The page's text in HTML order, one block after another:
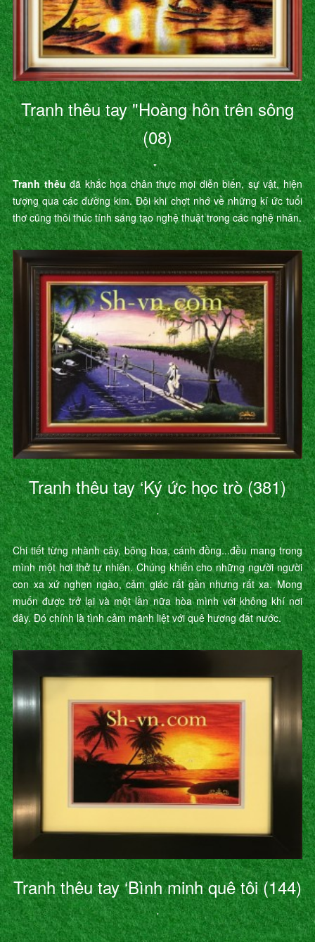
Tranh thêu tay "Hoàng hôn trên sông
(08)
"
Tranh thêuđã khắc họa chân thực mọi diễn biến, sự vật, hiện
tượng qua các đường kim. Đôi khi chợt nhớ về những kí ức tuổi
thơ cũng thôi thúc tính sáng tạo nghệ thuật trong các nghệ nhân.
Tranh thêu tay ‘Ký ức học trò (381)
’
Chi tiết từng nhành cây, bông hoa, cánh đồng...đều mang trong
mình một hơi thở tự nhiên. Chúng khiến cho những người người
con xa xứ nghẹn ngào, cảm giác rất gần nhưng rất xa. Mong
muốn được trở lại và một lần nữa hòa mình với không khí nơi
đây. Đó chính là tình cảm mãnh liệt với quê hương đất nước.
Tranh thêu tay ‘Bình minh quê tôi (144)
’